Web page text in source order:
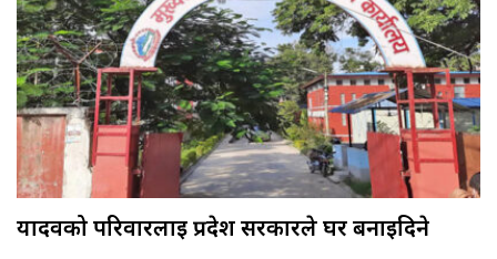
यादवको परिवारलाई प्रदेश सरकारले घर बनाइदिने